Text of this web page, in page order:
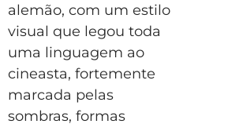
alemão, com um estilo
visual que legou toda
uma linguagem ao
cineasta, fortemente
marcada pelas
sombras, formas